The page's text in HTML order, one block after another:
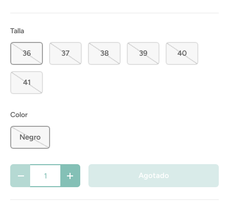
Talla
36 37 38 39 40
41
Color
Negro
- + Agotado